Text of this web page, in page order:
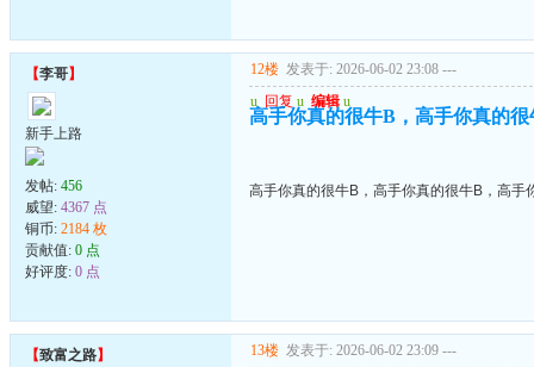
【李哥】
新手上路
发帖: 456
威望: 4367 点
铜币: 2184 枚
贡献值: 0 点
好评度: 0 点
12楼 发表于: 2026-06-02 23:08 ---
u 回复 u 编辑 u
高手你真的很牛B，高手你真的
高手你真的很牛B，高手你真的很牛B，高手
【致富之路】 13楼 发表于: 2026-06-02 23:09 ---